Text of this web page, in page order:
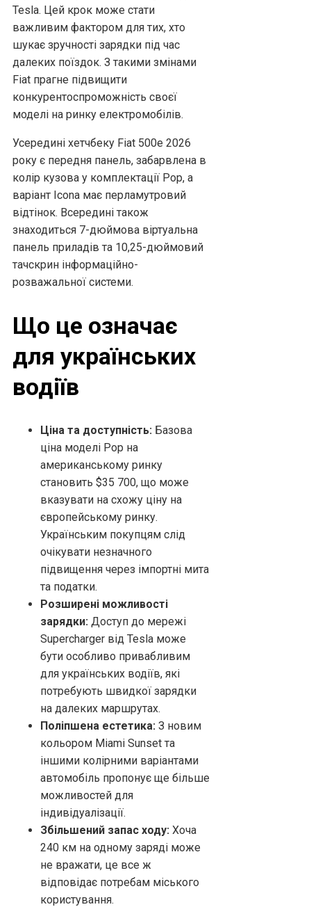
Tesla. Цей крок може стати
важливим фактором для тих, хто
шукає зручності зарядки під час
далеких поїздок. З такими змінами
Fiat прагне підвищити
конкурентоспроможність своєї
моделі на ринку електромобілів.
Усередині хетчбеку Fiat 500e 2026
року є передня панель, забарвлена в
колір кузова у комплектації Pop, а
варіант Icona має перламутровий
відтінок. Всередині також
знаходиться 7-дюймова віртуальна
панель приладів та 10,25-дюймовий
тачскрин інформаційно-
розважальної системи.
Що це означає
для українських
водіїв
Ціна та доступність: Базова
ціна моделі Pop на
американському ринку
становить $35 700, що може
вказувати на схожу ціну на
європейському ринку.
Українським покупцям слід
очікувати незначного
підвищення через імпортні мита
та податки.
Розширені можливості
зарядки: Доступ до мережі
Supercharger від Tesla може
бути особливо привабливим
для українських водіїв, які
потребують швидкої зарядки
на далеких маршрутах.
Поліпшена естетика: З новим
кольором Miami Sunset та
іншими колірними варіантами
автомобіль пропонує ще більше
можливостей для
індивідуалізації.
Збільшений запас ходу: Хоча
240 км на одному заряді може
не вражати, це все ж
відповідає потребам міського
користування.